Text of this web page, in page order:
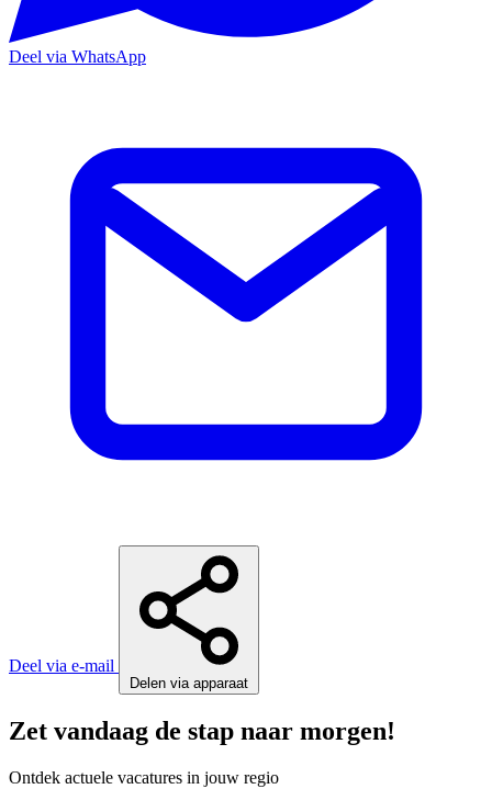
Deel via WhatsApp
Deel via e-mail
Delen via apparaat
Zet vandaag de stap naar morgen!
Ontdek actuele vacatures in jouw regio